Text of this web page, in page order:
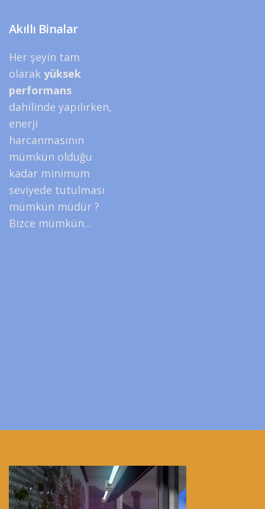
Akıllı Binalar
Her şeyin tam
olarakyüksek
performans
dahilinde yapılırken,
enerji
harcanmasının
mümkün olduğu
kadar minimum
seviyede tutulması
mümkün müdür ?
Bizce mümkün…